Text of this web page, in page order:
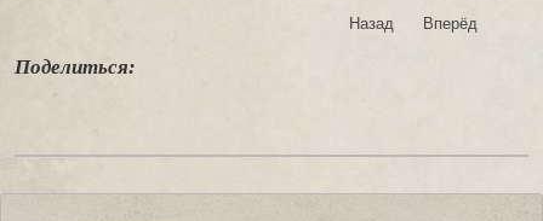
Назад Вперёд
Поделиться: